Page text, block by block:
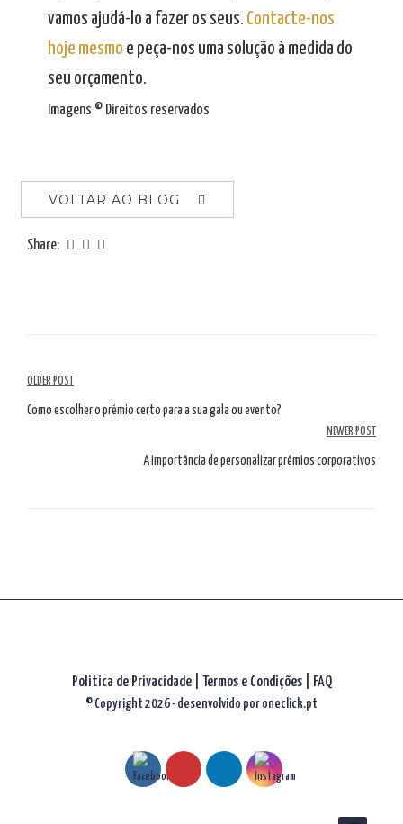
vamos ajudá-lo a fazer os seus. Contacte-nos
hoje mesmo e peça-nos uma solução à medida do
seu orçamento.
Imagens © Direitos reservados
VOLTAR AO BLOG
Share:
Navegação
de
OLDER POST
Como escolher o prémio certo para a sua gala ou evento?
NEWER POST
A importância de personalizar prémios corporativos
Politica de Privacidade| Termos e Condições FAQ
© Copyright 2026 - desenvolvido por oneclick.pt